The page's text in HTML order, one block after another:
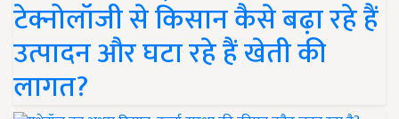
टेक्नोलॉजी से किसान कैसे बढ़ा रहे हैं
उत्पादन और घटा रहे हैं खेती की
लागत?